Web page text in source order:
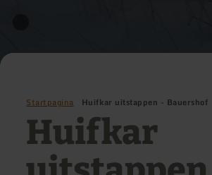
Startpagina Huifkar uitstappen - Bauershof
Huifkar